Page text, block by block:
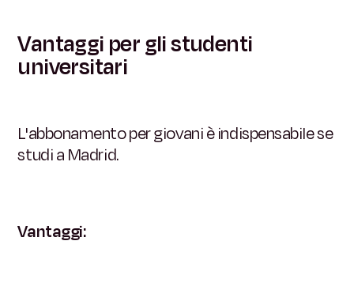
Vantaggi per gli studenti
universitari
L'abbonamento per giovani è indispensabile se
studi a Madrid.
Vantaggi: